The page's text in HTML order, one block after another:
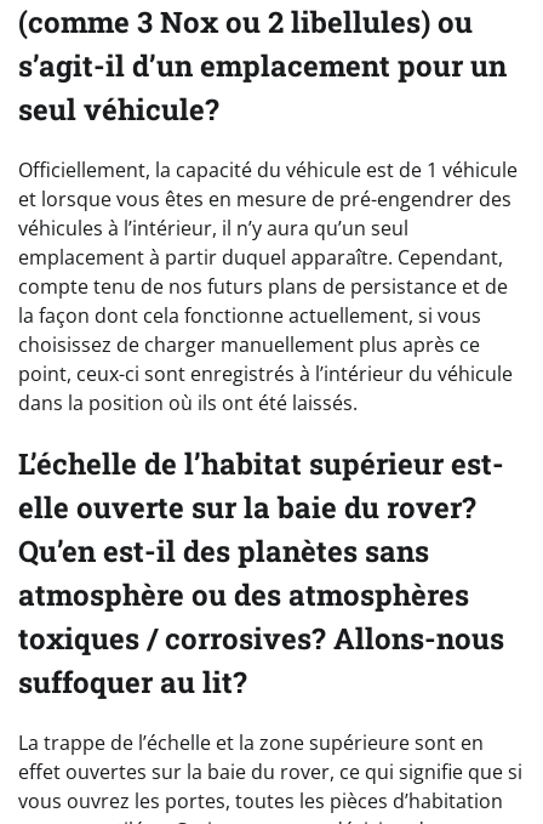
(comme 3 Nox ou 2 libellules) ou
s’agit-il d’un emplacement pour un
seul véhicule?
Officiellement, la capacité du véhicule est de 1 véhicule
et lorsque vous êtes en mesure de pré-engendrer des
véhicules à l’intérieur, il n’y aura qu’un seul
emplacement à partir duquel apparaître. Cependant,
compte tenu de nos futurs plans de persistance et de
la façon dont cela fonctionne actuellement, si vous
choisissez de charger manuellement plus après ce
point, ceux-ci sont enregistrés à l’intérieur du véhicule
dans la position où ils ont été laissés.
L’échelle de l’habitat supérieur est-
elle ouverte sur la baie du rover?
Qu’en est-il des planètes sans
atmosphère ou des atmosphères
toxiques / corrosives? Allons-nous
suffoquer au lit?
La trappe de l’échelle et la zone supérieure sont en
effet ouvertes sur la baie du rover, ce qui signifie que si
vous ouvrez les portes, toutes les pièces d’habitation